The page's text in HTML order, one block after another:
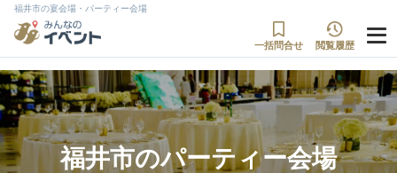
福井市の宴会場・パーティー会場
一括問合せ 閲覧履歴
福井市のパーティー会場